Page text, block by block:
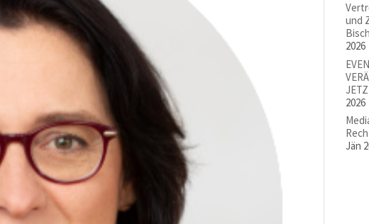
und
2026
2026
Jän